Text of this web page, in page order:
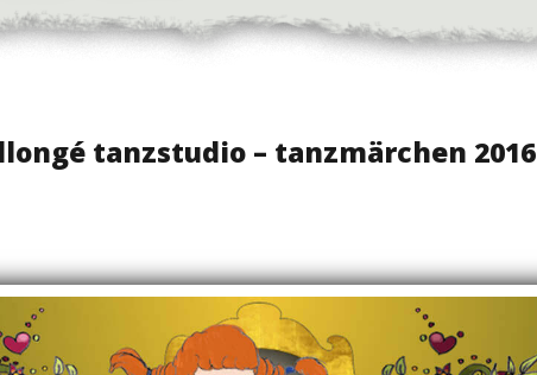
tanzstudio – tanzmärchen 2016